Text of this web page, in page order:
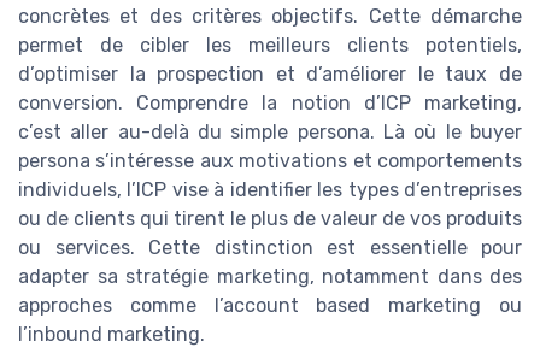
concrètes et des critères objectifs. Cette démarche
permet de cibler les meilleurs clients potentiels,
d’optimiser la prospection et d’améliorer le taux de
conversion. Comprendre la notion d’ICP marketing,
c’est aller au-delà du simple persona. Là où le buyer
persona s’intéresse aux motivations et comportements
individuels, l’ICP vise à identifier les types d’entreprises
ou de clients qui tirent le plus de valeur de vos produits
ou services. Cette distinction est essentielle pour
adapter sa stratégie marketing, notamment dans des
approches comme l’account based marketing ou
l’inbound marketing.